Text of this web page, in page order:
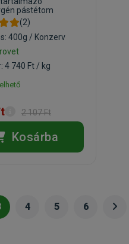
pástétom
(2)
400g / Konzerv
4 740 Ft / kg
2 107 Ft
Kosárba
4 5 6